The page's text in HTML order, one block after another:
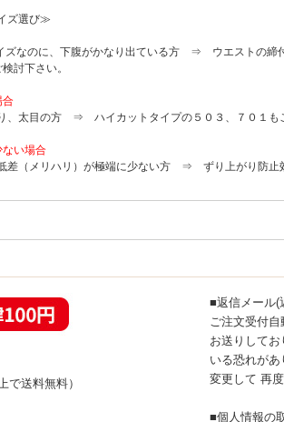
ズ選び≫
ズなのに、下腹がかなり出ている方 ⇒ ウエストの締
討下さい。
合
、太目の方 ⇒ ハイカットタイプの５０３ 、 ７０１ も
い場合
差（メリハリ）が極端に少ない方 ⇒ ずり上がり防止
で送料無料）
■返信メール(
ご注文受付
お送りして
いる恐れが
変更して 再
■個人情報の